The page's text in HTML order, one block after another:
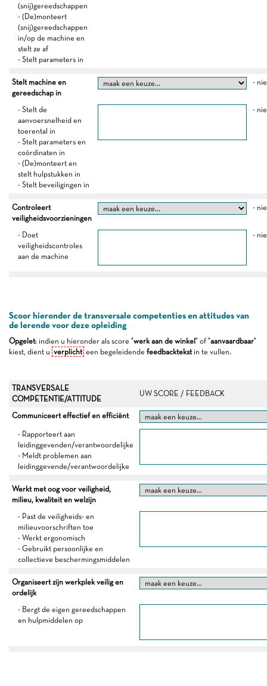
(snij)gereedschappen
- (De)monteert
(snij)gereedschappen
in/op de machine en
stelt ze af
- Stelt parameters in
Stelt machine en
gereedschap in
-
- Stelt de
aanvoersnelheid en
toerental in
- Stelt parameters en
coördinaten in
- (De)monteert en
stelt hulpstukken in
- Stelt beveiligingen in
-
Controleert
veiligheidsvoorzieningen
-
- Doet
veiligheidscontroles
aan de machine
-
Scoor hieronder de transversale competenties en attitudes van
de lerende voor deze opleiding
Opgelet: indien u hieronder als score "werk aan de winkel " of "aanvaardbaar"
kiest, dient u verplicht een begeleidende feedbacktekstin te vullen.
TRANSVERSALE
COMPETENTIE/ATTITUDE
UW SCORE / FEEDBACK
Communiceert effectief en efficiënt
- Rapporteert aan
leidinggevenden/verantwoordelijke
- Meldt problemen aan
leidinggevende/verantwoordelijke
Werkt met oog voor veiligheid,
milieu, kwaliteit en welzijn
- Past de veiligheids- en
milieuvoorschriften toe
- Werkt ergonomisch
- Gebruikt persoonlijke en
collectieve beschermingsmiddelen
Organiseert zijn werkplek veilig en
ordelijk
- Bergt de eigen gereedschappen
en hulpmiddelen op